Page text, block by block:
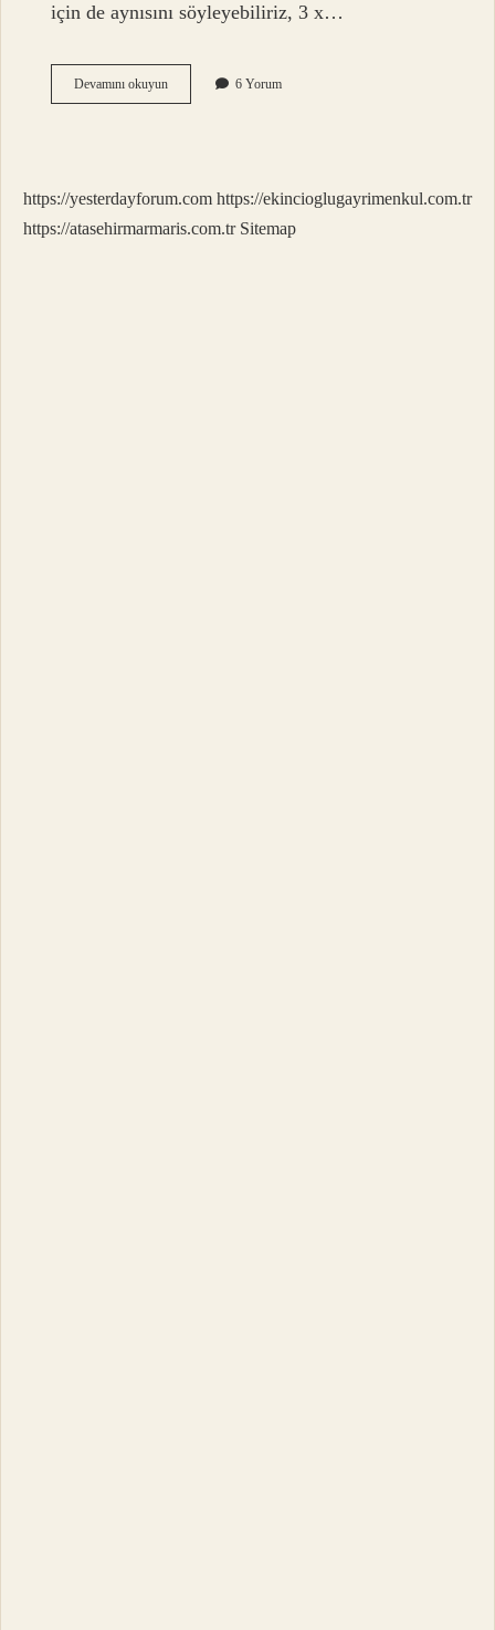
için de aynısını söyleyebiliriz, 3 x…
Devamını okuyunİKi
Negatif
6 Yorum
https://yesterdayforum.com https://ekincioglugayrimenkul.com.tr
https://atasehirmarmaris.com.tr Sitemap